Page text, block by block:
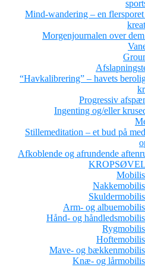
Mind-wandering – en
Morgenjournalen over
“Havkalibrering” – havets
Progressiv
Ingenting og/eller
Stillemeditation – et bud på
Afkoblende og afrundende
Arm- og
Hånd- og
Mave- og
Knæ- og